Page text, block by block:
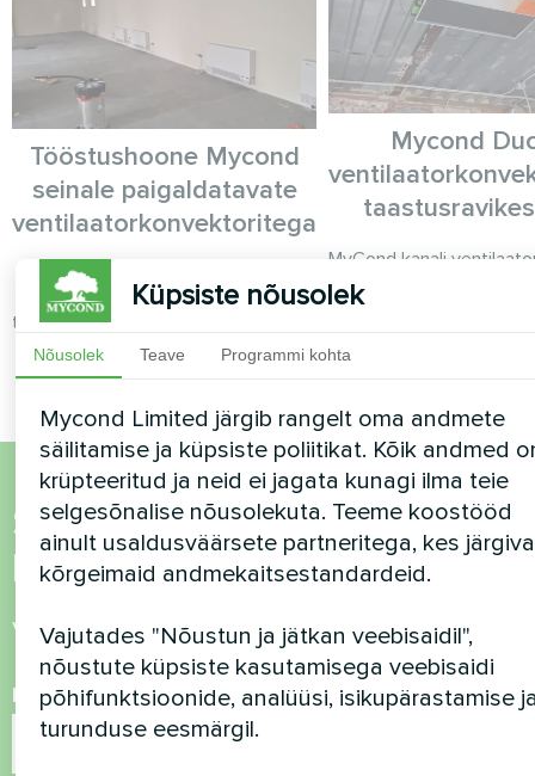
Tööstushoone Mycond
seinale paigaldatavate
ventilaatorkonvektoritega
MyCond seinale paigaldatavad
ventilaatorkonvektorid pakuvad
tõhusat kütmist ja jahutamist suurtes
ruumides
Mycond
MyCond kanali
Soovid osta või on
küsimusi?
Võtke meiega ühendust ja me aitame teid
Nimi
Küpsiste nõusolek
Nõusolek Teave Programmi kohta
Mycond Limited järgib rangelt oma andmete
säilitamise ja küpsiste poliitikat. Kõik andmed
krüpteeritud ja neid ei jagata kunagi ilma teie
selgesõnalise nõusolekuta. Teeme koostööd
ainult usaldusväärsete partneritega, kes
kõrgeimaid andmekaitsestandardeid.
Vajutades "Nõustun ja jätkan veebisaidil",
nõustute küpsiste kasutamisega veebisaidi
põhifunktsioonide, analüüsi, isikupärastamise
turunduse eesmärgil.